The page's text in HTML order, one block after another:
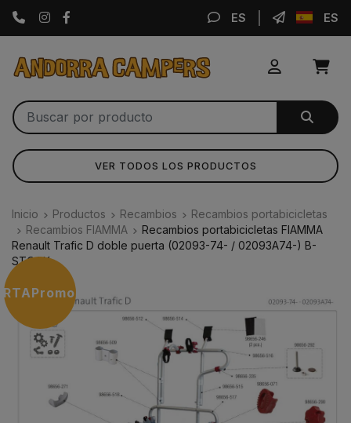
Instagram ES ES
VER TODOS LOS PRODUCTOS
Inicio Productos Recambios
Recambios portabicicletas
Recambios FIAMMA
Recambios portabicicletas FIAMMA
Renault Trafic D doble puerta (02093-74- / 02093A74-) B-
STOCK
Promoción